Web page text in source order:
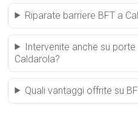
Riparate barriere BFT a
Intervenite anche su
Caldarola?
Quali vantaggi offrite su